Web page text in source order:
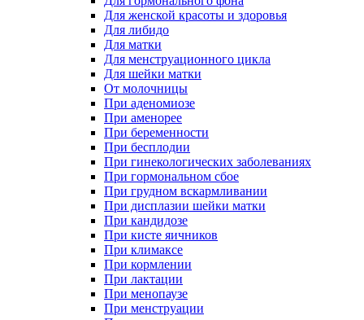
Для женской красоты и здоровья
Для либидо
Для матки
Для менструационного цикла
Для шейки матки
От молочницы
При аденомиозе
При аменорее
При беременности
При бесплодии
При гинекологических заболеваниях
При гормональном сбое
При грудном вскармливании
При дисплазии шейки матки
При кандидозе
При кисте яичников
При климаксе
При кормлении
При лактации
При менопаузе
При менструации